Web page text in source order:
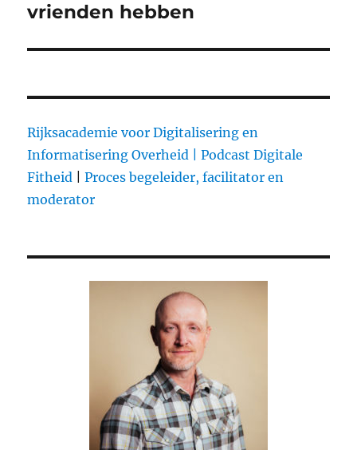
post:
vrienden hebben
Rijksacademie voor Digitalisering en
Informatisering Overheid |
Podcast Digitale
Fitheid |Proces begeleider, facilitator en
moderator